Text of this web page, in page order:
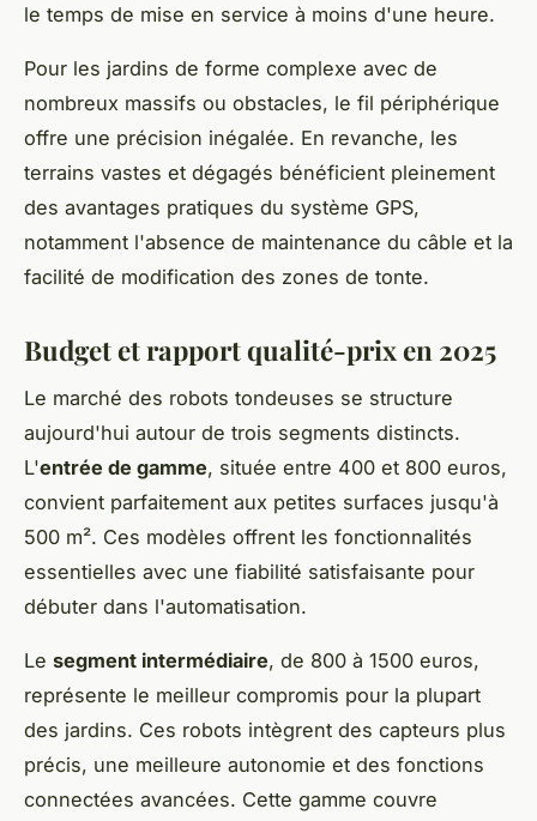
le temps de mise en service à moins d'une heure.
Pour les jardins de forme complexe avec de
nombreux massifs ou obstacles, le fil périphérique
offre une précision inégalée. En revanche, les
terrains vastes et dégagés bénéficient pleinement
des avantages pratiques du système GPS,
notamment l'absence de maintenance du câble et la
facilité de modification des zones de tonte.
Budget et rapport qualité-prix en 2025
Le marché des robots tondeuses se structure
aujourd'hui autour de trois segments distincts.
L'entrée de gamme, située entre 400 et 800 euros,
convient parfaitement aux petites surfaces jusqu'à
500 m². Ces modèles offrent les fonctionnalités
essentielles avec une fiabilité satisfaisante pour
débuter dans l'automatisation.
Le segment intermédiaire, de 800 à 1500 euros,
représente le meilleur compromis pour la plupart
des jardins. Ces robots intègrent des capteurs plus
précis, une meilleure autonomie et des fonctions
connectées avancées. Cette gamme couvre